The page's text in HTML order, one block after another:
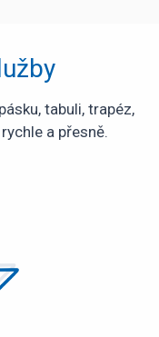
tabuli, trapéz,
a přesně.